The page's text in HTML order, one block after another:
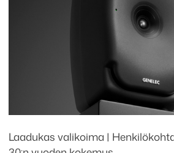
Laadukas valikoima |